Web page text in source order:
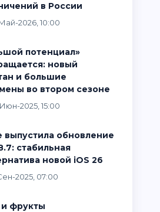
в России
2026, 10:00
новый
и большие
во втором сезоне
2025, 15:00
стабильная
новой iOS 26
2025, 07:00
и фрукты